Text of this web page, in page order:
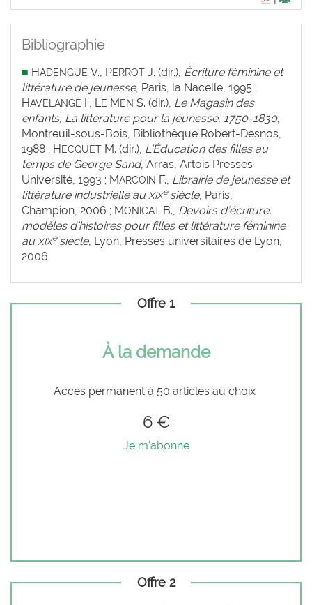
Bibliographie
■ HADENGUE V., PERROT J. (dir.), Écriture féminine et
littérature de jeunesse, Paris, la Nacelle, 1995 ;
HAVELANGE I., LE MEN S. (dir.), Le Magasin des
enfants, La littérature pour la jeunesse, 1750-1830,
Montreuil-sous-Bois, Bibliothèque Robert-Desnos,
1988 ; HECQUET M. (dir.), L’Éducation des filles au
temps de George Sand, Arras, Artois Presses
Université, 1993 ; MARCOIN F., Librairie de jeunesse et
littérature industrielle au XIXe siècle, Paris,
Champion, 2006 ; MONICAT B., Devoirs d’écriture,
modèles d’histoires pour filles et littérature féminine
au XIXe siècle, Lyon, Presses universitaires de Lyon,
2006.
Offre 1
À la demande
Accès permanent à 50 articles au choix
6 €
Je m'abonne
Offre 2